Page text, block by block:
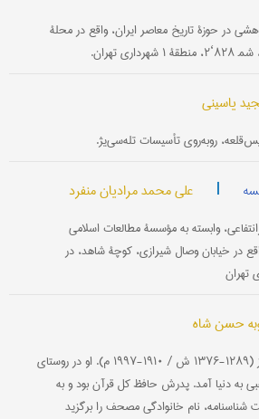
در حوزۀ تاریخ معاصر ایران، واقع در محلۀ
تهران.
یاسینی
روبه‌روی تأسیسات تله‌سی‌یژ.
| علی محمد مرادیان منفرد
وابسته به مؤسسۀ مطالعات اسلامی
در خیابان وصال شیرازی، کوچۀ شاهد، در
حسن شاه
ستار، نقاش و مجسمه‌ساز (۱۲۸۹-۱۳۷۶ ش / ۱۹۱۰-۱۹۹۷ م). او در روستای
به دنیا آمد. پدرش حافظ کل قرآن بود و به
نام خانوادگی مصحف را برگزید